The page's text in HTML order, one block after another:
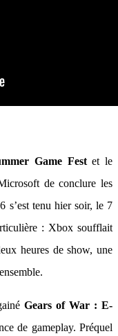
Game Festet le
de conclure les
s’est tenu hier soir, le 7
: Xbox soufflait
heures de show, une
Gears of War : E-
de gameplay. Préquel